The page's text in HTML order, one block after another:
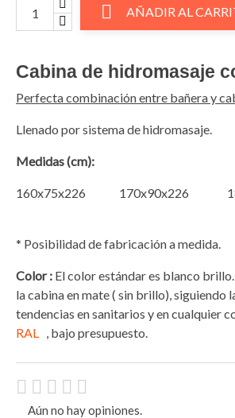
 AÑADIR AL
Cabina de hidromasaje
Perfecta combinación entre bañera y
Llenado por sistema de hidromasaje.
Medidas (cm):
160x75x226 170x90x226
* Posibilidad de fabricación a medida.
Color : El color estándar es blanco
la cabina en mate ( sin brillo), siguiendo
tendencias en sanitarios y en cualquier
RAL , bajo presupuesto.
Aún no hay opiniones.